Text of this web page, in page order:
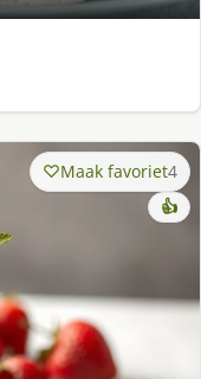
Maak favoriet4
👍